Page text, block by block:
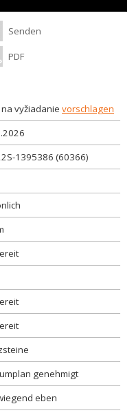
Senden
PDF
vyžiadanie vorschlagen
1395386 (60366)
genehmigt
eben